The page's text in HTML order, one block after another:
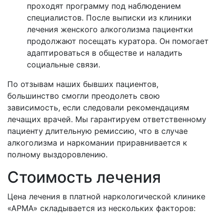
проходят программу под наблюдением
специалистов. После выписки из клиники
лечения женского алкоголизма пациентки
продолжают посещать куратора. Он помогает
адаптироваться в обществе и наладить
социальные связи.
По отзывам наших бывших пациентов,
большинство смогли преодолеть свою
зависимость, если следовали рекомендациям
лечащих врачей. Мы гарантируем ответственному
пациенту длительную ремиссию, что в случае
алкоголизма и наркомании приравнивается к
полному выздоровлению.
Стоимость лечения
Цена лечения в платной наркологической клинике
«АРМА» складывается из нескольких факторов: